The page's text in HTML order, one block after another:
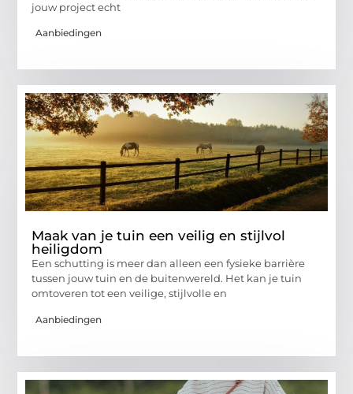
jouw project echt
Aanbiedingen
Maak van je tuin een veilig en stijlvol
heiligdom
Een schutting is meer dan alleen een fysieke barrière
tussen jouw tuin en de buitenwereld. Het kan je tuin
omtoveren tot een veilige, stijlvolle en
Aanbiedingen